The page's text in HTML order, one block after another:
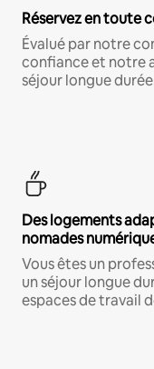
Réservez en toute
Évalué par notre
confiance et notre
séjour longue
Des logements
nomades
Vous êtes un
un séjour longue
espaces de travail